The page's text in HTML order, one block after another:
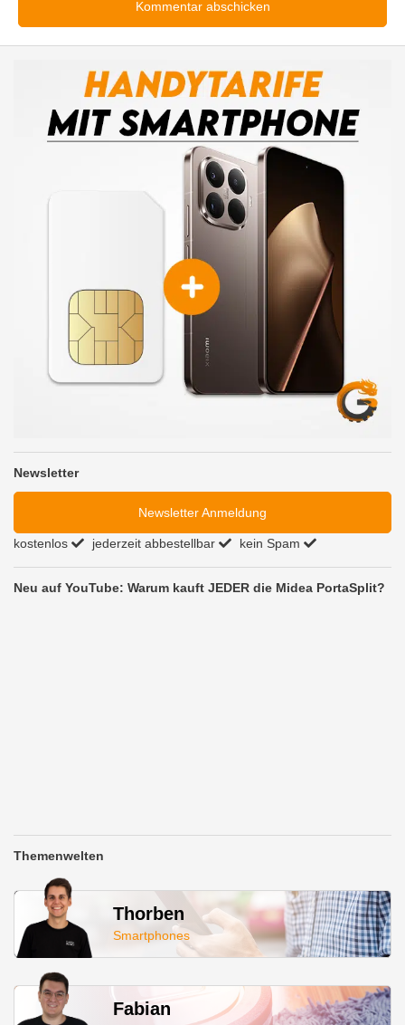
Newsletter
Newsletter Anmeldung
kostenlos jederzeit abbestellbar kein Spam
Neu auf YouTube: Warum kauft JEDER die Midea PortaSplit?
Themenwelten
Thorben
Smartphones
Fabian